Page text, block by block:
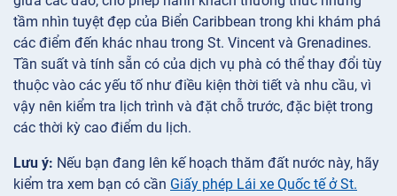
tầm nhìn tuyệt đẹp của Biển Caribbean trong khi khám phá
các điểm đến khác nhau trong St. Vincent và Grenadines.
Tần suất và tính sẵn có của dịch vụ phà có thể thay đổi tùy
thuộc vào các yếu tố như điều kiện thời tiết và nhu cầu, vì
vậy nên kiểm tra lịch trình và đặt chỗ trước, đặc biệt trong
các thời kỳ cao điểm du lịch.
Lưu ý: Nếu bạn đang lên kế hoạch thăm đất nước này, hãy
kiểm tra xem bạn có cần Giấy phép Lái xe Quốc tế ở St.